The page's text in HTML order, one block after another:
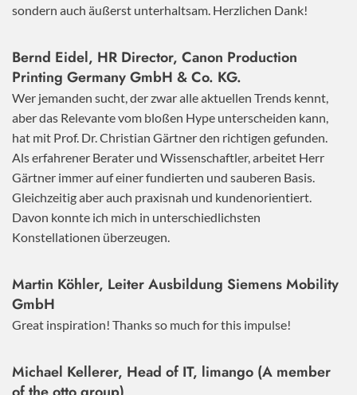
sondern auch äußerst unterhaltsam. Herzlichen Dank!
Bernd Eidel, HR Director, Canon Production
Printing Germany GmbH & Co. KG.
Wer jemanden sucht, der zwar alle aktuellen Trends kennt,
aber das Relevante vom bloßen Hype unterscheiden kann,
hat mit Prof. Dr. Christian Gärtner den richtigen gefunden.
Als erfahrener Berater und Wissenschaftler, arbeitet Herr
Gärtner immer auf einer fundierten und sauberen Basis.
Gleichzeitig aber auch praxisnah und kundenorientiert.
Davon konnte ich mich in unterschiedlichsten
Konstellationen überzeugen.
Martin Köhler, Leiter Ausbildung Siemens Mobility
GmbH
Great inspiration! Thanks so much for this impulse!
Michael Kellerer, Head of IT, limango (A member